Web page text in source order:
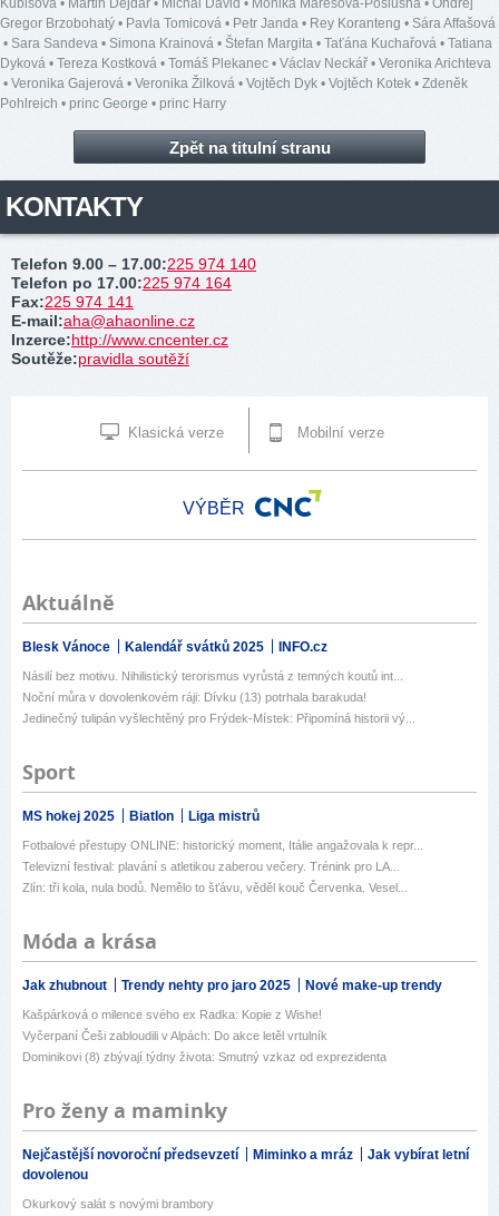
Kubišová • Martin Dejdar • Michal David • Monika Marešová-Poslušná • Ondřej
Gregor Brzobohatý • Pavla Tomicová • Petr Janda • Rey Koranteng • Sára Affašová
• Sara Sandeva • Simona Krainová • Štefan Margita • Taťána Kuchařová • Tatiana
Dyková • Tereza Kostková • Tomáš Plekanec • Václav Neckář • Veronika Arichteva
• Veronika Gajerová • Veronika Žilková • Vojtěch Dyk • Vojtěch Kotek • Zdeněk
Pohlreich • princ George • princ Harry
Zpět na titulní stranu
KONTAKTY
Telefon 9.00 – 17.00:225 974 140
Telefon po 17.00:225 974 164
Fax:225 974 141
E-mail:aha@ahaonline.cz
Inzerce:http://www.cncenter.cz
Soutěže:pravidla soutěží
Klasická verze Mobilní verze
VÝBĚR
Aktuálně
Blesk Vánoce Kalendář svátků 2025 INFO.cz
Násilí bez motivu. Nihilistický terorismus vyrůstá z temných koutů int...
Noční můra v dovolenkovém ráji: Dívku (13) potrhala barakuda!
Jedinečný tulipán vyšlechtěný pro Frýdek-Místek: Připomíná historii vý...
Sport
MS hokej 2025 Biatlon Liga mistrů
Fotbalové přestupy ONLINE: historický moment, Itálie angažovala k repr...
Televizní festival: plavání s atletikou zaberou večery. Trénink pro LA...
Zlín: tři kola, nula bodů. Nemělo to šťávu, věděl kouč Červenka. Vesel...
Móda a krása
Jak zhubnout Trendy nehty pro jaro 2025 Nové make-up trendy
Kašpárková o milence svého ex Radka: Kopie z Wishe!
Vyčerpaní Češi zabloudili v Alpách: Do akce letěl vrtulník
Dominikovi (8) zbývají týdny života: Smutný vzkaz od exprezidenta
Pro ženy a maminky
Nejčastější novoroční předsevzetí Miminko a mráz
Jak vybírat letní
dovolenou
Okurkový salát s novými brambory